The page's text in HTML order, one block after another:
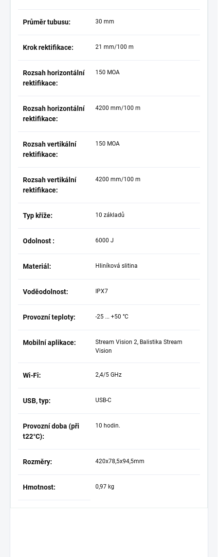
Průměr tubusu: 30 mm
Krok rektifikace: 21 mm/100 m
Rozsah horizontální
rektifikace:
150 MOA
Rozsah horizontální
rektifikace:
4200 mm/100 m
Rozsah vertikální
rektifikace:
150 MOA
Rozsah vertikální
rektifikace:
4200 mm/100 m
Typ kříže: 10 základů
Odolnost : 6000 J
Materiál: Hliníková slitina
Voděodolnost: IPX7
Provozní teploty: -25 ... +50 °C
Mobilní aplikace:
Stream Vision 2, Balistika Stream
Vision
Wi-Fi: 2,4/5 GHz
USB, typ: USB-C
Provozní doba (při
t22°C):
10 hodin.
Rozměry: 420x78,5x94,5mm
Hmotnost: 0,97 kg